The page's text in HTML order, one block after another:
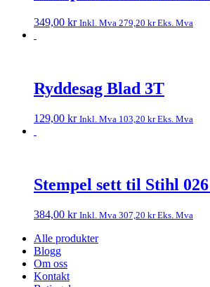
349,00 kr Inkl. Mva 279,20 krEks. Mva
Ryddesag Blad 3T
129,00 kr Inkl. Mva 103,20 krEks. Mva
Stempel sett til Stihl
384,00 kr Inkl. Mva 307,20 krEks. Mva
Alle produkter
Blogg
Om oss
Kontakt